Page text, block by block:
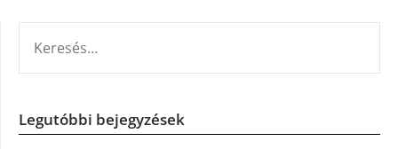
Legutóbbi bejegyzések